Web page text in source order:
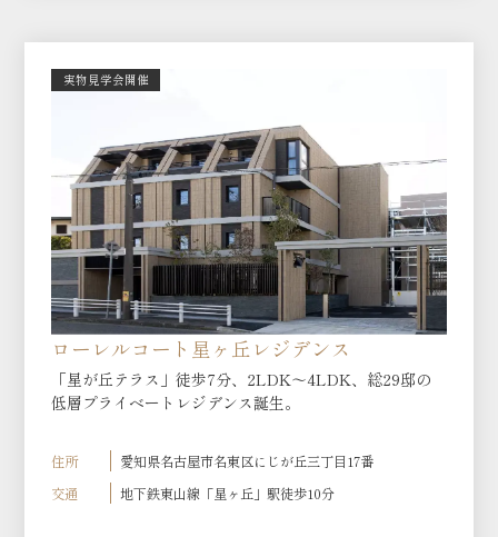
実物見学会開催
ローレルコート星ヶ丘レジデンス
「星が丘テラス」徒歩7分、2LDK～4LDK、総29邸の
低層プライベートレジデンス誕生。
住所
愛知県名古屋市名東区にじが丘三丁目17番
交通
地下鉄東山線「星ヶ丘」駅徒歩10分